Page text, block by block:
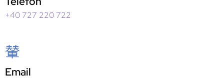
+40 727 220 722
Email